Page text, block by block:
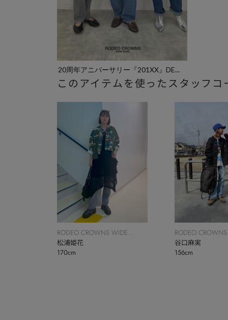
20周年アニバーサリー『201XX』DE...
このアイテムを使ったスタッフコ
RODEO CROWNS WIDE
BOWL
松浦姫花
170cm
RODEO
BOWL
谷口麻実
156cm